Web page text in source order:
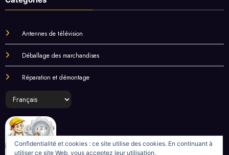
Antennes de télévision
Déballage des marchandises
Réparation et démontage
Choisir
une
Confidentialité et cookies : ce site utilise des cookies. En continuant à
utiliser ce site Web, vous acceptez leur utilisation.